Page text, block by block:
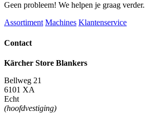
Geen probleem! We helpen je graag verder.
Assortiment Machines Klantenservice
Contact
Kärcher Store Blankers
Bellweg 21
6101 XA
Echt
(hoofdvestiging)